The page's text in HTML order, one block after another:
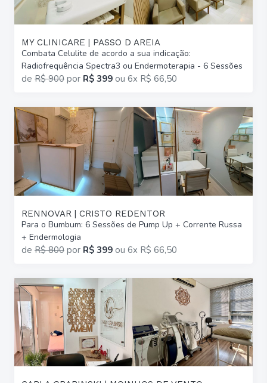
MY CLINICARE | PASSO D AREIA
Combata Celulite de acordo a sua indicação:
Radiofrequência Spectra3 ou Endermoterapia - 6 Sessões
de R$ 900 por R$ 399 ou 6x R$ 66,50
RENNOVAR | CRISTO REDENTOR
Para o Bumbum: 6 Sessões de Pump Up + Corrente Russa
+ Endermologia
de R$ 800 por R$ 399 ou 6x R$ 66,50